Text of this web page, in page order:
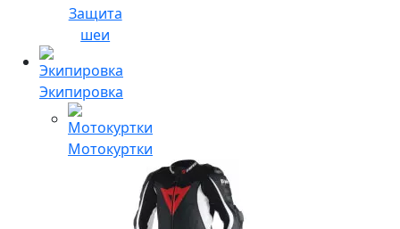
Защита
шеи
Экипировка
Мотокуртки